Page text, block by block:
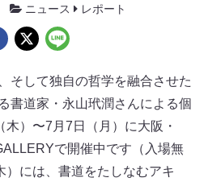
ニュース レポート
そして独自の哲学を融合させた
書道家・永山玳潤さんによる個
）〜7月7日（月）に大阪・
で開催中です（入場無
には、書道をたしなむアキ